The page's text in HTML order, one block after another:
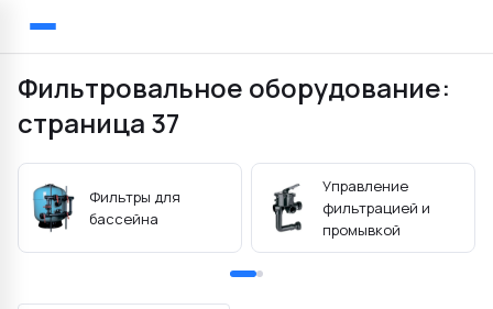
Назад
Фильтровальное оборудование:
страница 37
Фильтры для
бассейна
Управление
фильтрацией и
промывкой